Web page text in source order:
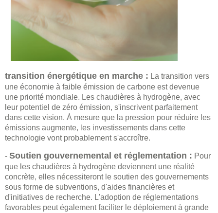
transition énergétique en marche : La transition vers
une économie à faible émission de carbone est devenue
une priorité mondiale. Les chaudières à hydrogène, avec
leur potentiel de zéro émission, s'inscrivent parfaitement
dans cette vision. À mesure que la pression pour réduire les
émissions augmente, les investissements dans cette
technologie vont probablement s'accroître.
- Soutien gouvernemental et réglementation : Pour
que les chaudières à hydrogène deviennent une réalité
concrète, elles nécessiteront le soutien des gouvernements
sous forme de subventions, d'aides financières et
d'initiatives de recherche. L'adoption de réglementations
favorables peut également faciliter le déploiement à grande